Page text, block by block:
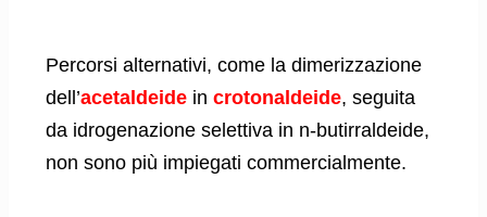
Percorsi alternativi, come la dimerizzazione
dell’acetaldeide in crotonaldeide, seguita
da idrogenazione selettiva in n-butirraldeide,
non sono più impiegati commercialmente.